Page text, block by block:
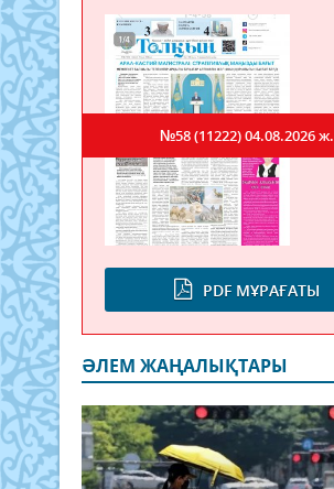
PDF МҰРАҒАТЫ
№58 (11222)04.08.2026 ж.
ӘЛЕМ ЖАҢАЛЫҚТАРЫ